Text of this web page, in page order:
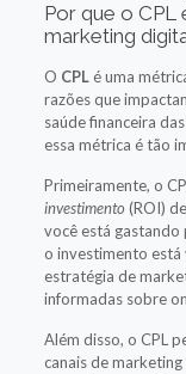
Por que o CPL
marketing
O CPLé uma
razões que
saúde financeira
essa métrica é tão
Primeiramente, o
investimento (ROI)
você está gastando
o investimento está
estratégia de
informadas sobre
Além disso, o CPL
canais de